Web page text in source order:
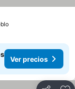
Ver precios
Ver precios